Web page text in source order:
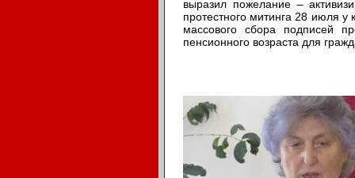
выразил пожелание –
протестного митинга 28 июля у
массового сбора подписей
пенсионного возраста для